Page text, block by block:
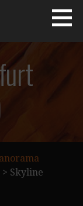
> Skyline